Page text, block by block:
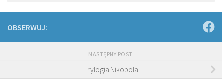
OBSERWUJ:
NASTĘPNY POST
Trylogia Nikopola